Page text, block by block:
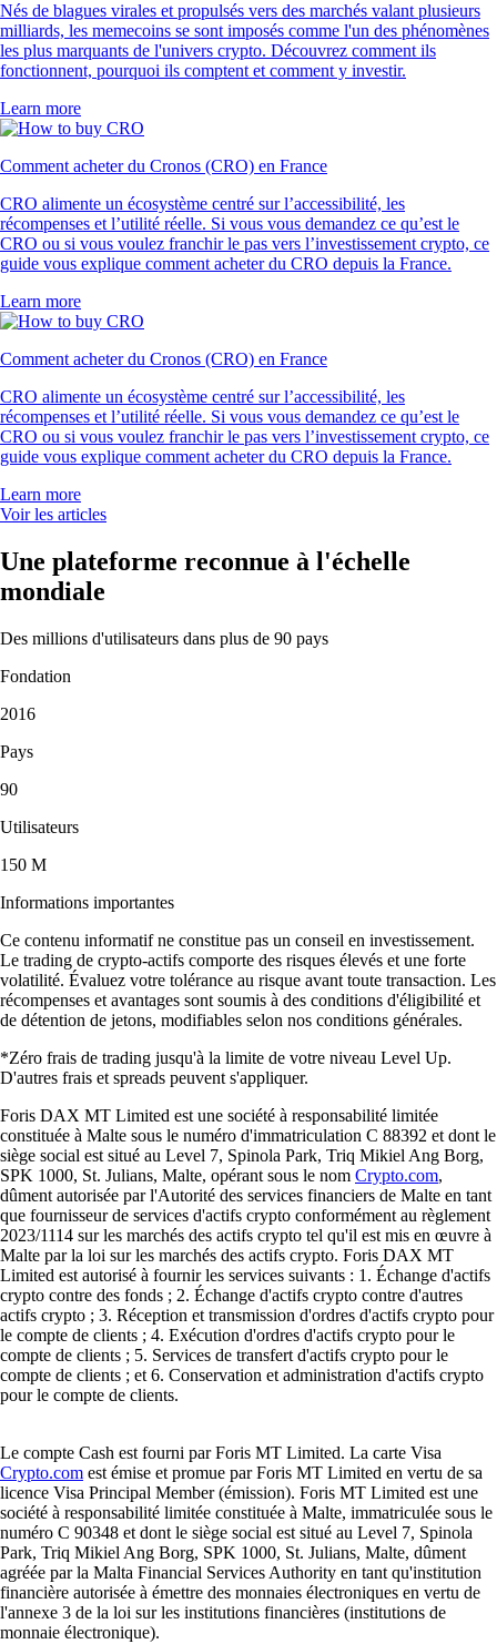
Nés de blagues virales et propulsés vers des marchés valant plusieurs
milliards, les memecoins se sont imposés comme l'un des phénomènes
les plus marquants de l'univers crypto. Découvrez comment ils
fonctionnent, pourquoi ils comptent et comment y investir.
Learn more
Comment acheter du Cronos (CRO) en France
CRO alimente un écosystème centré sur l’accessibilité, les
récompenses et l’utilité réelle. Si vous vous demandez ce qu’est le
CRO ou si vous voulez franchir le pas vers l’investissement crypto, ce
guide vous explique comment acheter du CRO depuis la France.
Learn more
Comment acheter du Cronos (CRO) en France
CRO alimente un écosystème centré sur l’accessibilité, les
récompenses et l’utilité réelle. Si vous vous demandez ce qu’est le
CRO ou si vous voulez franchir le pas vers l’investissement crypto, ce
guide vous explique comment acheter du CRO depuis la France.
Learn more
Voir les articles
Une plateforme reconnue à l'échelle
mondiale
Des millions d'utilisateurs dans plus de 90 pays
Fondation
2016
Pays
90
Utilisateurs
150 M
Informations importantes
Ce contenu informatif ne constitue pas un conseil en investissement.
Le trading de crypto-actifs comporte des risques élevés et une forte
volatilité. Évaluez votre tolérance au risque avant toute transaction. Les
récompenses et avantages sont soumis à des conditions d'éligibilité et
de détention de jetons, modifiables selon nos conditions générales.
*Zéro frais de trading jusqu'à la limite de votre niveau Level Up.
D'autres frais et spreads peuvent s'appliquer.
Foris DAX MT Limited est une société à responsabilité limitée
constituée à Malte sous le numéro d'immatriculation C 88392 et dont le
siège social est situé au Level 7, Spinola Park, Triq Mikiel Ang Borg,
SPK 1000, St. Julians, Malte, opérant sous le nom Crypto.com,
dûment autorisée par l'Autorité des services financiers de Malte en tant
que fournisseur de services d'actifs crypto conformément au règlement
2023/1114 sur les marchés des actifs crypto tel qu'il est mis en œuvre à
Malte par la loi sur les marchés des actifs crypto. Foris DAX MT
Limited est autorisé à fournir les services suivants : 1. Échange d'actifs
crypto contre des fonds ; 2. Échange d'actifs crypto contre d'autres
actifs crypto ; 3. Réception et transmission d'ordres d'actifs crypto pour
le compte de clients ; 4. Exécution d'ordres d'actifs crypto pour le
compte de clients ; 5. Services de transfert d'actifs crypto pour le
compte de clients ; et 6. Conservation et administration d'actifs crypto
pour le compte de clients.
Le compte Cash est fourni par Foris MT Limited. La carte Visa
Crypto.com est émise et promue par Foris MT Limited en vertu de sa
licence Visa Principal Member (émission). Foris MT Limited est une
société à responsabilité limitée constituée à Malte, immatriculée sous le
numéro C 90348 et dont le siège social est situé au Level 7, Spinola
Park, Triq Mikiel Ang Borg, SPK 1000, St. Julians, Malte, dûment
agréée par la Malta Financial Services Authority en tant qu'institution
financière autorisée à émettre des monnaies électroniques en vertu de
l'annexe 3 de la loi sur les institutions financières (institutions de
monnaie électronique).